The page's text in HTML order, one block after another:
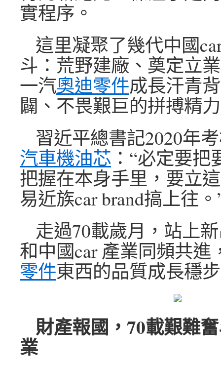
實程序。
這里凝聚了幾代中國
斗：荒野建廠、奠定立
一汽奧迪零件成長汗青
闢、不畏艱巨的拼搏精
習近平總書記2020年
汽車機油芯 ：“必定要
把握在本身手里，要立
易近族car brand搞上往。
走過70載歲月，站上
和中國car 產業同頻共進
零件東西的品質成長穩
財產報國，70載艱難
業